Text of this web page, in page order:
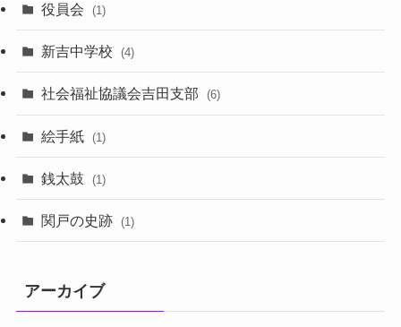
役員会 (1)
新吉中学校 (4)
社会福祉協議会吉田支部 (6)
絵手紙 (1)
銭太鼓 (1)
関戸の史跡 (1)
アーカイブ